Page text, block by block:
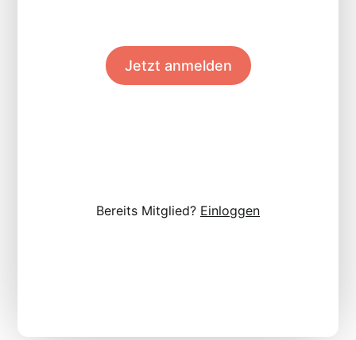
Jetzt anmelden
Bereits Mitglied? Einloggen